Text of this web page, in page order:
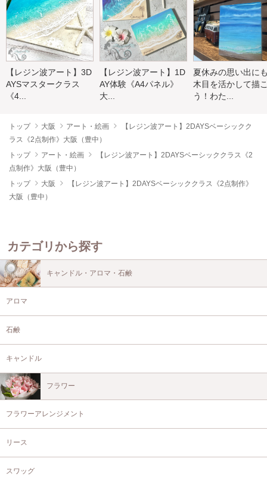
【レジン波アート】3D
AYSマスタークラス
《4...
【レジン波アート】1D
AY体験《A4パネル》
大...
夏休みの思い出に
木目を活かして描
う！わた...
トップ 大阪 アート・絵画
【レジン波アート】2DAYSベーシックク
ラス《2点制作》大阪（豊中）
トップ
アート・絵画
【レジン波アート】2DAYSベーシッククラス《2
点制作》大阪（豊中）
トップ
大阪
【レジン波アート】2DAYSベーシッククラス《2点制作》
大阪（豊中）
カテゴリから探す
キャンドル・アロマ・石鹸
アロマ
石鹸
キャンドル
フラワー
フラワーアレンジメント
リース
スワッグ